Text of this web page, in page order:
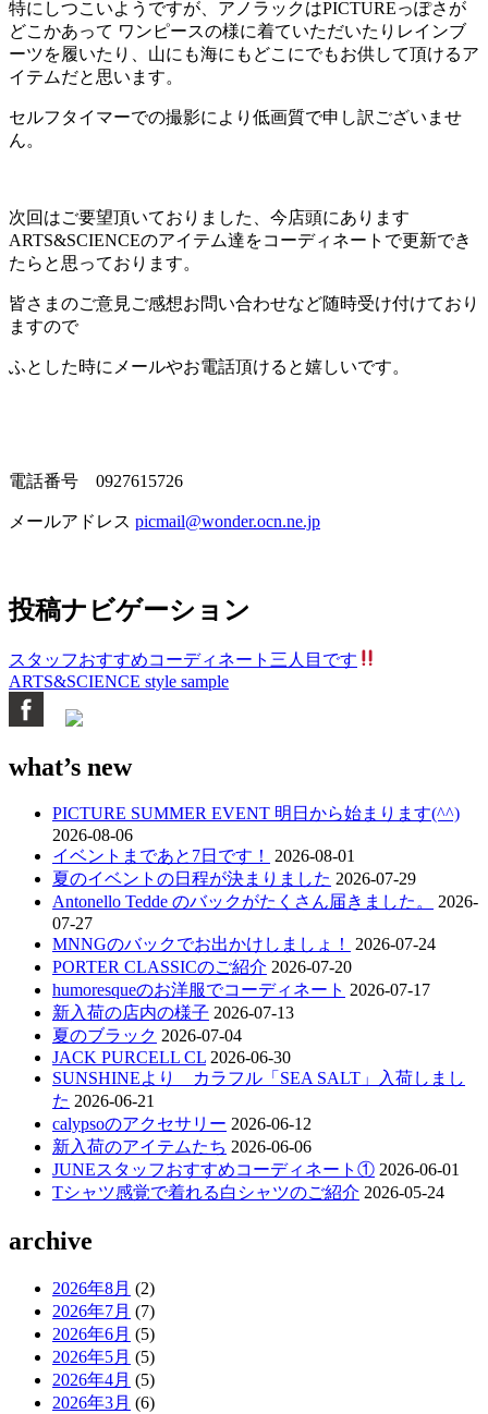
特にしつこいようですが、アノラックはPICTUREっぽさが
どこかあって ワンピースの様に着ていただいたりレインブ
ーツを履いたり、山にも海にもどこにでもお供して頂けるア
イテムだと思います。
セルフタイマーでの撮影により低画質で申し訳ございませ
ん。
次回はご要望頂いておりました、今店頭にあります
ARTS&SCIENCEのアイテム達をコーディネートで更新でき
たらと思っております。
皆さまのご意見ご感想お問い合わせなど随時受け付けており
ますので
ふとした時にメールやお電話頂けると嬉しいです。
電話番号 0927615726
メールアドレス picmail@wonder.ocn.ne.jp
投稿ナビゲーション
スタッフおすすめコーディネート三人目です
ARTS&SCIENCE style sample
what’s new
PICTURE SUMMER EVENT 明日から始まります(^^)
2026-08-06
イベントまであと7日です！
2026-08-01
夏のイベントの日程が決まりました 2026-07-29
Antonello Tedde のバックがたくさん届きました。
2026-
07-27
MNNGのバックでお出かけしましょ！
2026-07-24
PORTER CLASSICのご紹介 2026-07-20
humoresqueのお洋服でコーディネート 2026-07-17
新入荷の店内の様子 2026-07-13
夏のブラック 2026-07-04
JACK PURCELL CL 2026-06-30
SUNSHINEより カラフル「SEA SALT」入荷しまし
た 2026-06-21
calypsoのアクセサリー 2026-06-12
新入荷のアイテムたち 2026-06-06
JUNEスタッフおすすめコーディネート① 2026-06-01
Tシャツ感覚で着れる白シャツのご紹介 2026-05-24
archive
2026年8月 (2)
2026年7月 (7)
2026年6月 (5)
2026年5月 (5)
2026年4月 (5)
2026年3月 (6)